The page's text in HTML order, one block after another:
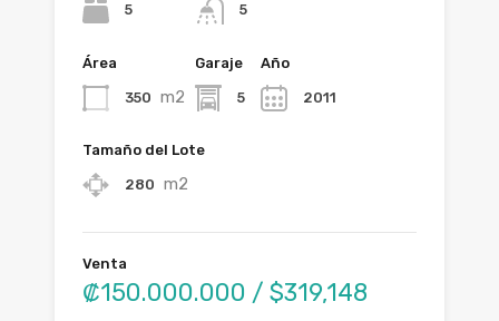
5 5
Área
350 m2
Garaje
5
Año
2011
Tamaño del Lote
280 m2
Venta
₡150.000.000 / $319,148